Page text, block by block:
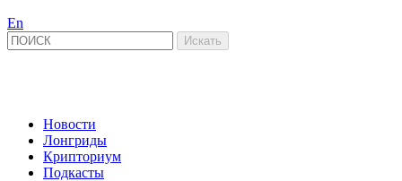
En
Новости
Лонгриды
Крипториум
Подкасты